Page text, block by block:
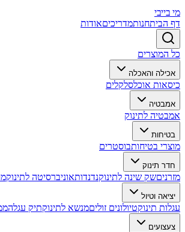
מי בייבי
דף הביתחנותמדריכיםאודות
כל המוצרים
אכילה והאכלה
כיסאות אוכלסלקלים
אמבטיה
אמבטיה לתינוק
בטיחות
מוצרי בטיחותבוסטרים
חדר תינוק
מזרניםשק שינה לתינוקנדנדותאוניברסיטה לתינוק
יציאה וטיול
עגלות תינוקטיולונים זוליםמנשא לתינוקתיק עגלה
צעצועים